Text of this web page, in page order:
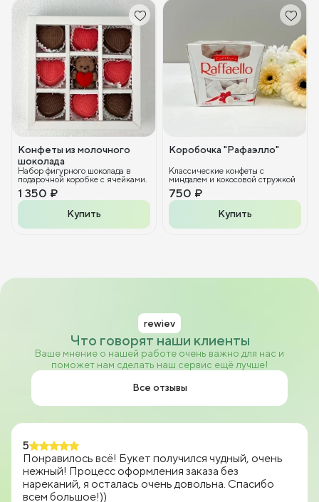
Конфеты из молочного
шоколада
Набор фигурного шоколада в
подарочной коробке с ячейками.
1 350 ₽
Купить
Коробочка "Рафаэлло"
Классические конфеты с
миндалем и кокосовой стружкой
750 ₽
Купить
Что говорят наши клиенты
rewiev
Ваше мнение о нашей работе очень важно для нас и
поможет нам сделать наш сервис ещё лучше!
Все отзывы
5
Понравилось всё! Букет получился чудный, очень
нежный! Процесс оформления заказа без
нареканий, я осталась очень довольна. Спасибо
всем большое!))